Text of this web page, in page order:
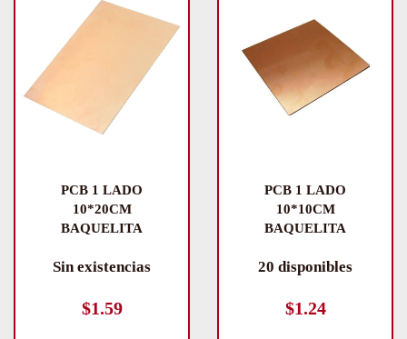
PCB 1 LADO
10*20CM
BAQUELITA
Sin existencias
$1.59
PCB 1 LADO
10*10CM
BAQUELITA
20 disponibles
$1.24